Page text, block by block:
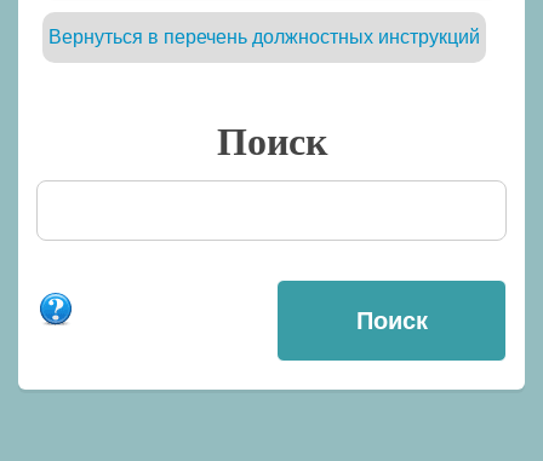
Вернуться в перечень должностных инструкций
Поиск